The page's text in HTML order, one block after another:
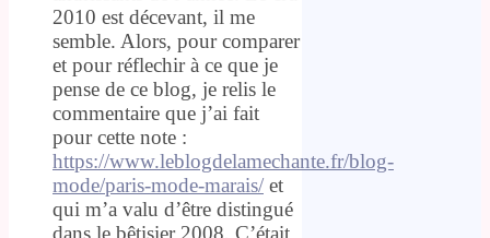
2010 est décevant, il me
semble. Alors, pour comparer
et pour réflechir à ce que je
pense de ce blog, je relis le
commentaire que j’ai fait
pour cette note :
https://www.leblogdelamechante.fr/blog-
mode/paris-mode-marais/ et
qui m’a valu d’être distingué
dans le bêtisier 2008. C’était